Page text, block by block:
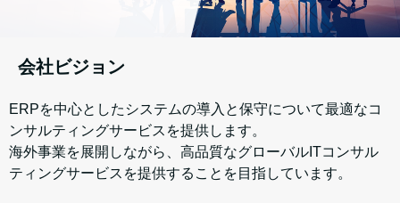
会社ビジョン
ERPを中心としたシステムの導入と保守について最適なコ
ンサルティングサービスを提供します。
海外事業を展開しながら、高品質なグローバルITコンサル
ティングサービスを提供することを目指しています。